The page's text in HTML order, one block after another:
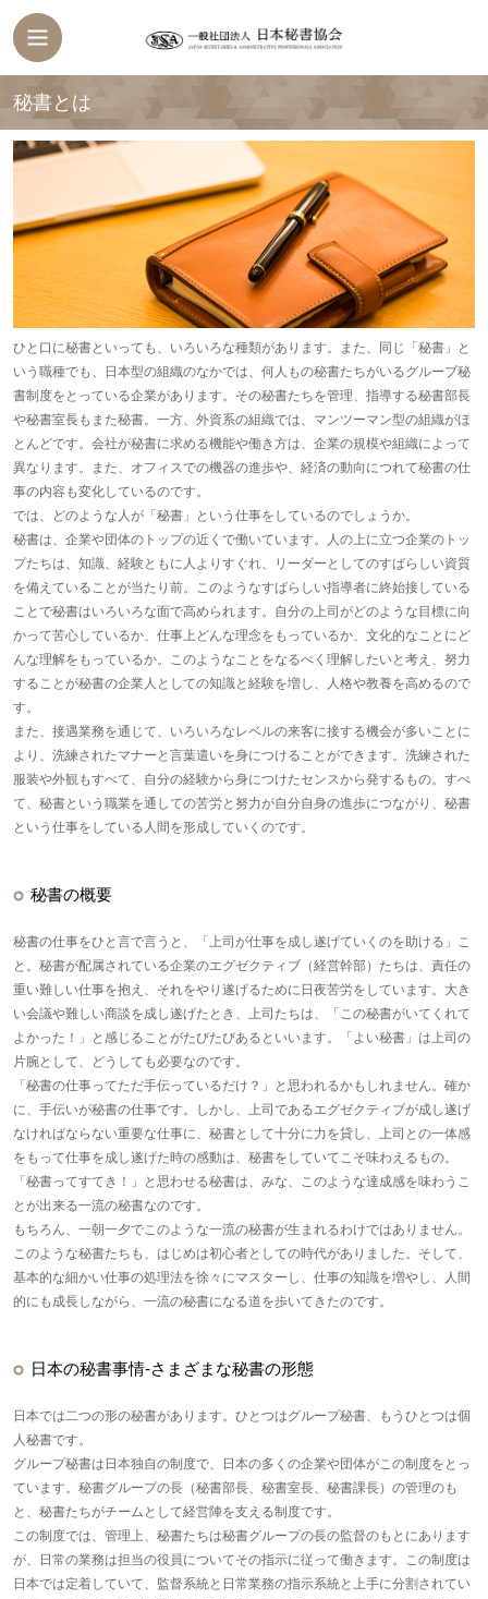
秘書とは
ひと口に秘書といっても、いろいろな種類があります。また、同じ「秘書」と
いう職種でも、日本型の組織のなかでは、何人もの秘書たちがいるグループ秘
書制度をとっている企業があります。その秘書たちを管理、指導する秘書部長
や秘書室長もまた秘書。一方、外資系の組織では、マンツーマン型の組織がほ
とんどです。会社が秘書に求める機能や働き方は、企業の規模や組織によって
異なります。また、オフィスでの機器の進歩や、経済の動向につれて秘書の仕
事の内容も変化しているのです。
では、どのような人が「秘書」という仕事をしているのでしょうか。
秘書は、企業や団体のトップの近くで働いています。人の上に立つ企業のトッ
プたちは、知識、経験ともに人よりすぐれ、リーダーとしてのすばらしい資質
を備えていることが当たり前。このようなすばらしい指導者に終始接している
ことで秘書はいろいろな面で高められます。自分の上司がどのような目標に向
かって苦心しているか、仕事上どんな理念をもっているか、文化的なことにど
んな理解をもっているか。このようなことをなるべく理解したいと考え、努力
することが秘書の企業人としての知識と経験を増し、人格や教養を高めるので
す。
また、接遇業務を通じて、いろいろなレベルの来客に接する機会が多いことに
より、洗練されたマナーと言葉遣いを身につけることができます。洗練された
服装や外観もすべて、自分の経験から身につけたセンスから発するもの。すべ
て、秘書という職業を通しての苦労と努力が自分自身の進歩につながり、秘書
という仕事をしている人間を形成していくのです。
秘書の概要
秘書の仕事をひと言で言うと、「上司が仕事を成し遂げていくのを助ける」こ
と。秘書が配属されている企業のエグゼクティブ（経営幹部）たちは、責任の
重い難しい仕事を抱え、それをやり遂げるために日夜苦労をしています。大き
い会議や難しい商談を成し遂げたとき、上司たちは、「この秘書がいてくれて
よかった！」と感じることがたびたびあるといいます。「よい秘書」は上司の
片腕として、どうしても必要なのです。
「秘書の仕事ってただ手伝っているだけ？」と思われるかもしれません。確か
に、手伝いが秘書の仕事です。しかし、上司であるエグゼクティブが成し遂げ
なければならない重要な仕事に、秘書として十分に力を貸し、上司との一体感
をもって仕事を成し遂げた時の感動は、秘書をしていてこそ味わえるもの。
「秘書ってすてき！」と思わせる秘書は、みな、このような達成感を味わうこ
とが出来る一流の秘書なのです。
もちろん、一朝一夕でこのような一流の秘書が生まれるわけではありません。
このような秘書たちも、はじめは初心者としての時代がありました。そして、
基本的な細かい仕事の処理法を徐々にマスターし、仕事の知識を増やし、人間
的にも成長しながら、一流の秘書になる道を歩いてきたのです。
日本の秘書事情-さまざまな秘書の形態
日本では二つの形の秘書があります。ひとつはグループ秘書、もうひとつは個
人秘書です。
グループ秘書は日本独自の制度で、日本の多くの企業や団体がこの制度をとっ
ています。秘書グループの長（秘書部長、秘書室長、秘書課長）の管理のも
と、秘書たちがチームとして経営陣を支える制度です。
この制度では、管理上、秘書たちは秘書グループの長の監督のもとにあります
が、日常の業務は担当の役員についてその指示に従って働きます。この制度は
日本では定着していて、監督系統と日常業務の指示系統と上手に分割されてい